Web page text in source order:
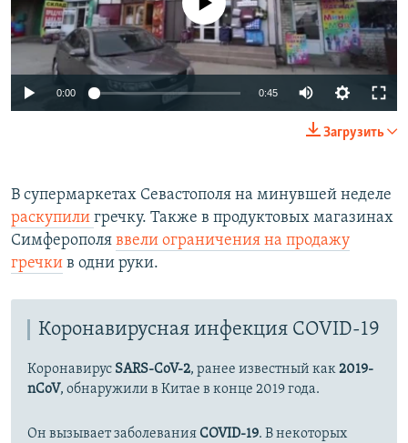
1080p
0:00 0:45
270p
1080p
Загрузить
В супермаркетах Севастополя на минувшей неделе
раскупили гречку. Также в продуктовых магазинах
Симферополя ввели ограничения на продажу
гречки в одни руки.
Коронавирусная инфекция COVID-19
Коронавирус SARS-CoV-2, ранее известный как2019-
nCoV, обнаружили в Китае в конце 2019 года.
Он вызывает заболеванияCOVID-19. В некоторых